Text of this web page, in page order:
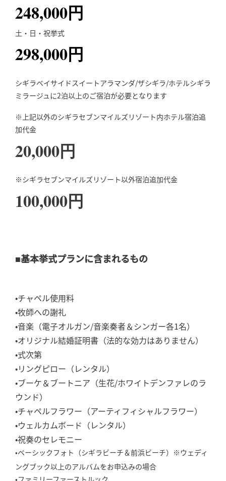
248,000円
土・日・祝挙式
298,000円
シギラベイサイドスイートアラマンダ/ザシギラ/ホテルシギラ
ミラージュに2泊以上のご宿泊が必要となります
※上記以外のシギラセブンマイルズリゾート内ホテル宿泊追
加代金
20,000円
※シギラセブンマイルズリゾート以外宿泊追加代金
100,000円
■基本挙式プランに含まれるもの
•チャペル使用料
•牧師への謝礼
•音楽（電子オルガン/音楽奏者＆シンガー各1名）
•オリジナル結婚証明書（法的な効力はありません）
•式次第
•リングピロー（レンタル）
•ブーケ＆ブートニア（生花/ホワイトデンファレのラ
ウンド）
•チャペルフラワー（アーティフィシャルフラワー）
•ウェルカムボード（レンタル）
•祝奏のセレモニー
•ベーシックフォト（シギラビーチ＆前浜ビーチ）※ウェディ
ングブック以上のアルバムをお申込みの場合
•ファミリーファーストルック